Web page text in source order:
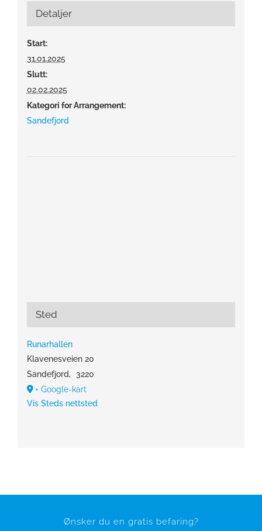
Detaljer
Start:
31.01.2025
Slutt:
02.02.2025
Kategori for Arrangement:
Sandefjord
Sted
Runarhallen
Klavenesveien 20
Sandefjord,
3220
+ Google-kart
Vis Steds nettsted
Ønsker du en gratis befaring?